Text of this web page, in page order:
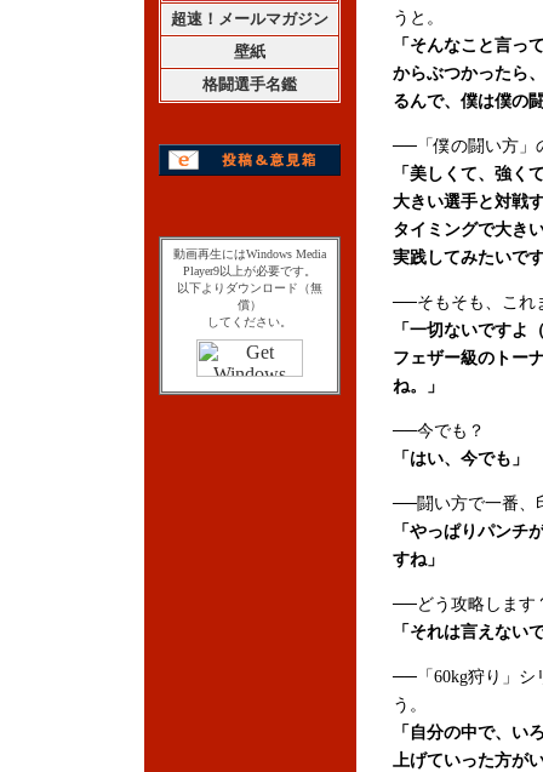
超速！メールマガジン
壁紙
格闘選手名鑑
動画再生にはWindows Media
Player9以上が必要です。
以下よりダウンロード（無
償）
してください。
うと。
「そんなこと言っ
からぶつかったら
るんで、僕は僕の
──「僕の闘い方」
「美しくて、強く
大きい選手と対戦
タイミングで大き
実践してみたいで
──そもそも、これ
「一切ないですよ
フェザー級のトー
ね。」
──今でも？
「はい、今でも」
──闘い方で一番、
「やっぱりパンチ
すね」
──どう攻略します
「それは言えない
──「60kg狩り」シ
う。
「自分の中で、い
上げていった方が